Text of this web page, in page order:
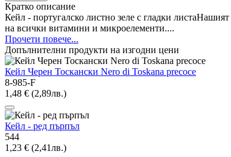
Кратко описание
Кейл - португалско листно зеле с гладки
на всички витамини и микроелементи....
Прочети повече...
Допълнителни продукти на изгодни цени
Кейл Черен Тоскански Nero di Toskana precoce
8-985-F
1,48 € (2,89лв.)
Кейл - ред пърпъл
544
1,23 € (2,41лв.)